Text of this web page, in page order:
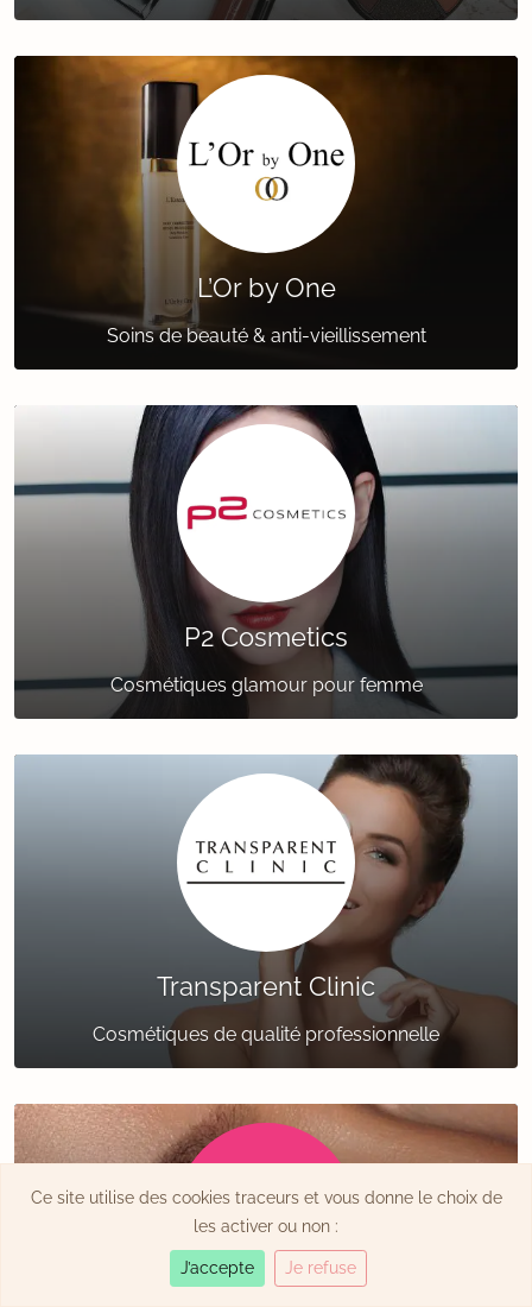
L’Or by One
Soins de beauté & anti-vieillissement
P2 Cosmetics
Cosmétiques glamour pour femme
Transparent Clinic
Cosmétiques de qualité professionnelle
Ce site utilise des cookies traceurs et vous donne le choix de
les activer ou non :
J’accepte Je refuse